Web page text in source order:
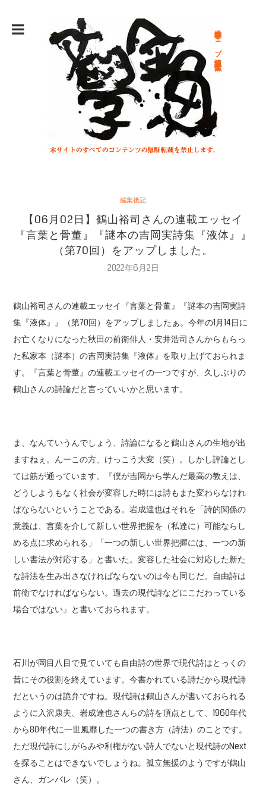
総合文学ウェブ情報誌 文学金魚
編集後記
【06月02日】鶴山裕司さんの連載エッセイ
『言葉と骨董』『謎本の吉岡実詩集『液体』』
（第70回）をアップしました。
2022年6月2日
鶴山裕司さんの連載エッセイ『言葉と骨董』『謎本の吉岡実詩
集『液体』』（第70回）をアップしましたぁ。今年の1月14日に
お亡くなりになった秋田の前衛俳人・安井浩司さんからもらっ
た私家本（謎本）の吉岡実詩集『液体』を取り上げておられま
す。『言葉と骨董』の連載エッセイの一つですが、久しぶりの
鶴山さんの詩論だと言っていいかと思います。
ま、なんていうんでしょう、詩論になると鶴山さんの生地が出
ますねぇ。んーこの方、けっこう大変（笑）。しかし評論とし
ては筋が通っています。『僕が吉岡から学んだ最高の教えは、
どうしようもなく社会が変容した時には詩もまた変わらなけれ
ばならないということである。岩成達也はそれを「詩的関係の
意義は、言葉を介して新しい世界把握を（私達に）可能ならし
める点に求められる」「一つの新しい世界把握には、一つの新
しい書法が対応する」と書いた。変容した社会に対応した新た
な詩法を生み出さなければならないのは今も同じだ。自由詩は
前衛でなければならない。過去の現代詩などにこだわっている
場合ではない』と書いておられます。
石川が岡目八目で見ていても自由詩の世界で現代詩はとっくの
昔にその役割を終えています。今書かれている詩だから現代詩
だというのは詭弁ですね。現代詩は鶴山さんが書いておられる
ように入沢康夫、岩成達也さんらの詩を頂点として、1960年代
から80年代に一世風靡した一つの書き方（詩法）のことです。
ただ現代詩にしがらみや利権がない詩人でないと現代詩のNext
を探ることはできないでしょうね。孤立無援のようですが鶴山
さん、ガンバレ（笑）。